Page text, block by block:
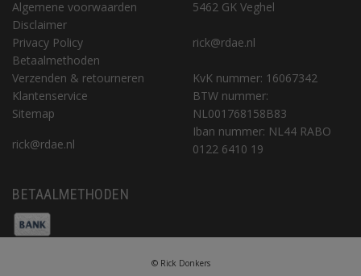
Algemene voorwaarden
Disclaimer
Privacy Policy
Betaalmethoden
Verzenden & retourneren
Klantenservice
Sitemap
rick@rdae.nl
5462 GK Veghel
rick@rdae.nl
KvK nummer: 16067342
BTW nummer:
NL001768158B83
Iban nummer: NL44 RABO
0122 6410 19
BETAALMETHODEN
© Rick Donkers